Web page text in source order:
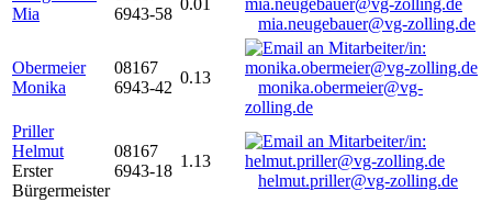
Mia
6943-58
0.01
mia.neugebauer@vg-zolling.de
Obermeier
Monika
08167
6943-42
0.13
monika.obermeier@vg-
zolling.de
Priller
Helmut
Erster
Bürgermeister
08167
6943-18
1.13
helmut.priller@vg-zolling.de